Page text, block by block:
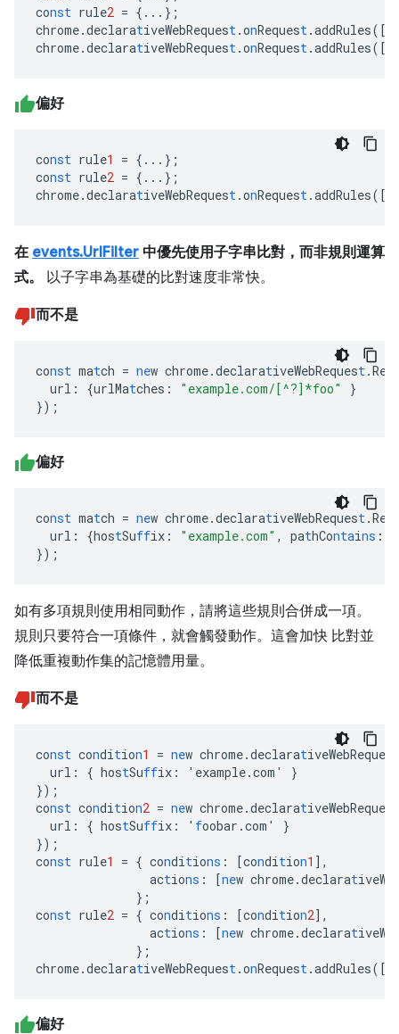
const rule2 = { ... } ;
chrome.declarativeWebRequest.onRequest.addRules( [
chrome.declarativeWebRequest.onRequest.addRules( [
偏好
const rule1 = { ... } ;
const rule2 = { ... } ;
chrome.declarativeWebRequest.onRequest.addRules( [
在 events.UrlFilter 中優先使用子字串比對，而非規則運算
式。
以子字串為基礎的比對速度非常快。
而不是
const match = new chrome.declarativeWebRequest
url : {urlMatches : "example.com/[^?]*foo"
}
});
偏好
const match = new chrome.declarativeWebRequest
url : {hostSuffix : "example.com" , pathContains :
});
如有多項規則使用相同動作，請將這些規則合併成一項。
規則只要符合一項條件，就會觸發動作。這會加快 比對並
降低重複動作集的記憶體用量。
而不是
const condition1 = new chrome.declarativeWebReques
url : { hostSuffix : 'example.com'
}
});
const condition2 = new chrome.declarativeWebReques
url : { hostSuffix : ' foobar.com'
}
});
const rule1 = { conditions : [condition1 ],
actions : [new chrome.declarat
} ;
const rule2 = { conditions : [condition2],
actions : [new chrome.declarat
} ;
chrome.declarativeWebRequest .onRequest .addRules( [
偏好